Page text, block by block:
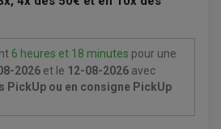
AVANT
ARRIERE
6 heures et 18 minutes pour une
2026 et le 12-08-2026 avec
PickUp ou en consigne PickUp